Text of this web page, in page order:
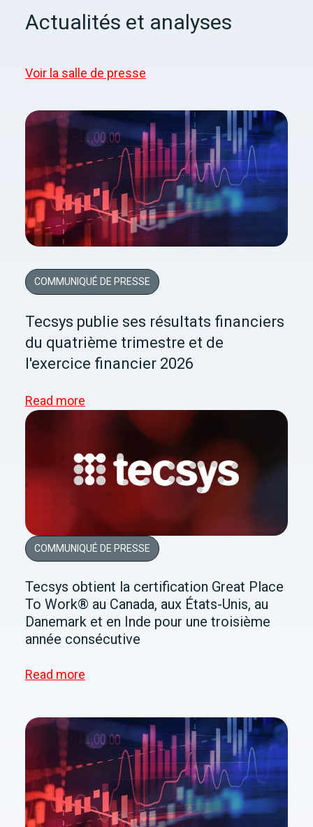
Actualités et analyses
Voir la salle de presse
COMMUNIQUÉ DE PRESSE
Tecsys publie ses résultats financiers
du quatrième trimestre et de
l'exercice financier 2026
Read more
COMMUNIQUÉ DE PRESSE
Tecsys obtient la certification Great Place
To Work® au Canada, aux États-Unis, au
Danemark et en Inde pour une troisième
année consécutive
Read more